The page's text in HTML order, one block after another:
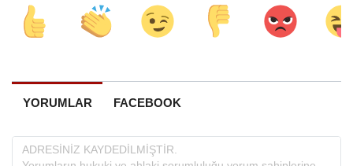
YORUMLAR FACEBOOK